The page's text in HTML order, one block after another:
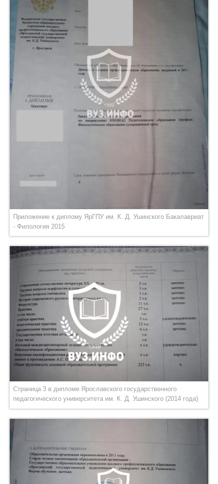
Приложение к диплому ЯрГПУ им. К. Д. Ушинского Бакалавриат
- Филология 2015
Страница 3 в дипломе Ярославского государственного
педагогического университета им. К. Д. Ушинского (2014 года)